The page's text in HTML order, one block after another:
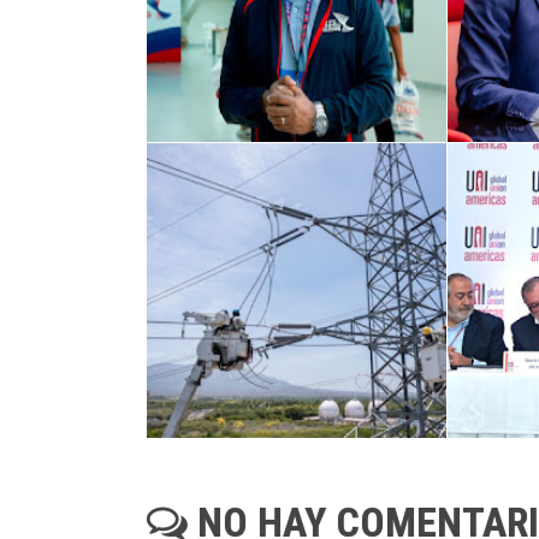
NO HAY